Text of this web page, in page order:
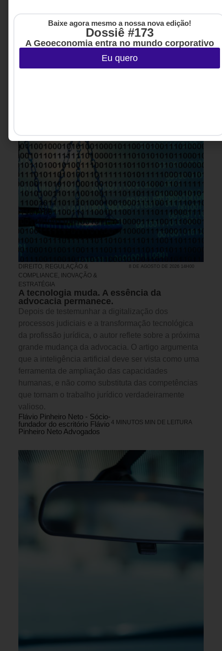
Artigos relacionados
DIREITO, REGULAÇÃO &
COMPLIANCE,
INOVAÇÃO &
ESTRATÉGIA
8 DE AGOSTO DE 2026 14H00
A tecnologia muda. A essência da
advocacia permanece.
Depois de testemunhar a digitalização dos
processos judiciais e a transformação tecnológica
da profissão jurídica, o autor reflete sobre a próxima
grande mudança da advocacia. O artigo argumenta
que a inteligência artificial deve ser vista como uma
ferramenta de ampliação das capacidades
humanas, e não como substituta das competências
que tornam o trabalho jurídico verdadeiramente
valioso.
Flávio Pinheiro Neto - Sócio-
fundador do escritório Flávio
Pinheiro Neto Advogados
4 MINUTOS MIN DE LEITURA
Baixe agora mesmo a nossa nova edição!
Dossiê #173
A Geoeconomia entra no mundo corporativo
Eu quero